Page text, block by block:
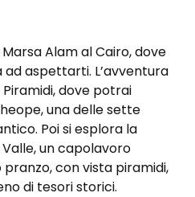
Alam al Cairo, dove
aspettarti. L’avventura
dove potrai
una delle sette
Poi si esplora la
un capolavoro
con vista piramidi,
di tesori storici.